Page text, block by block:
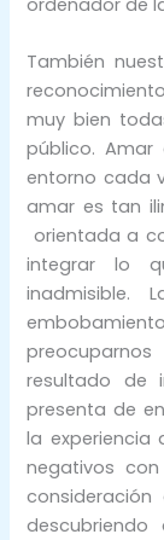
También
muy bien
público.
entorno cada
amar es tan
orientada a
integrar lo
resultado de
presenta de
la
negativos